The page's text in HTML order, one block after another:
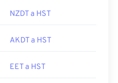
NZDT a HST
AKDT a HST
EET a HST